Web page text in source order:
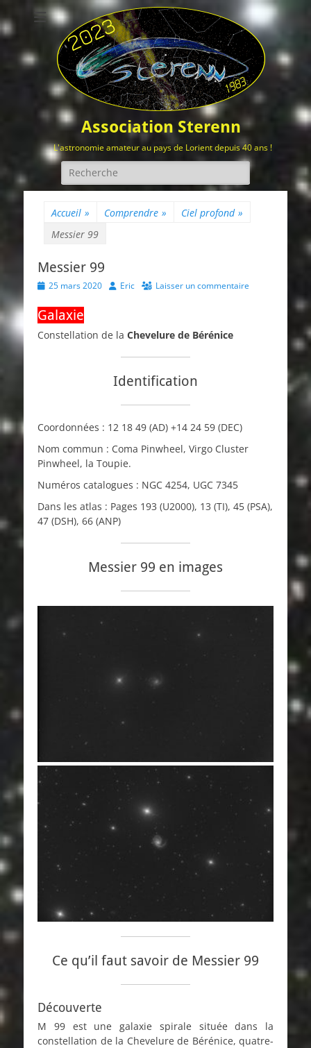
Association Sterenn
L'astronomie amateur au pays de Lorient depuis 40 ans !
Rechercher :
Accueil » Comprendre » Ciel profond »
Messier 99
Messier 99
Posted
25 mars 2020 Author
Eric Laisser un commentaire
Galaxie
Constellation de la Chevelure de Bérénice
Identification
Coordonnées : 12 18 49 (AD) +14 24 59 (DEC)
Nom commun : Coma Pinwheel, Virgo Cluster
Pinwheel, la Toupie.
Numéros catalogues : NGC 4254, UGC 7345
Dans les atlas : Pages 193 (U2000), 13 (TI), 45 (PSA),
47 (DSH), 66 (ANP)
Messier 99 en images
Ce qu’il faut savoir de Messier 99
Découverte
M 99 est une galaxie spirale située dans la
constellation de la Chevelure de Bérénice, quatre-